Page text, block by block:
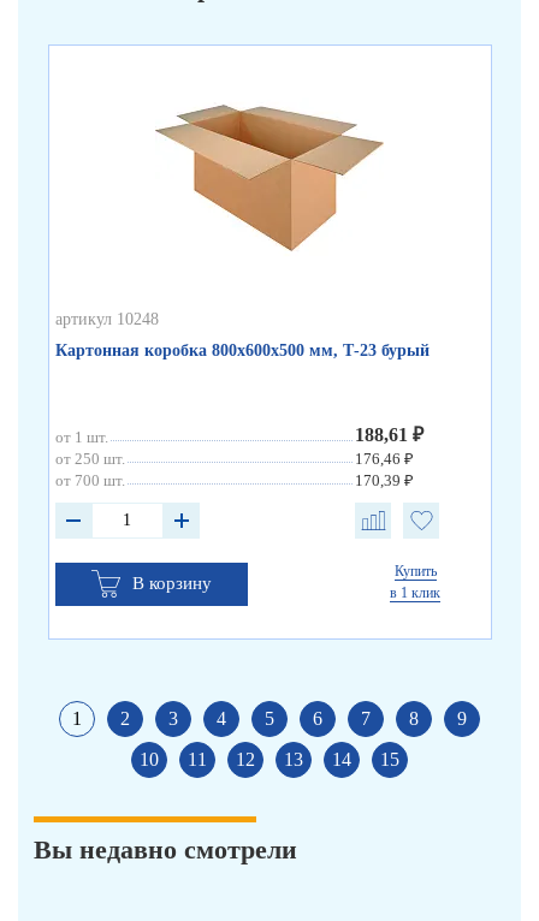
артикул 10248
Картонная коробка 800х600х500 мм, Т-23 бурый
от 1 шт. 188,61 ₽
от 250 шт.
176,46 ₽
от 700 шт.
170,39 ₽
В корзину
Купить
в 1 клик
1 2 3 4 5 6 7 8
9
10
11 12 13 14 15
Вы недавно смотрели